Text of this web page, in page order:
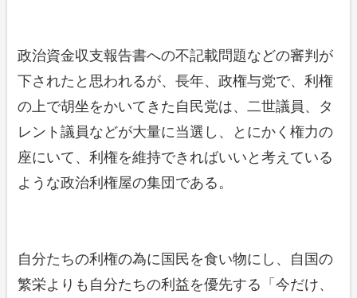
政治資金収支報告書への不記載問題などの審判が
下されたと思われるが、長年、政権与党で、利権
の上で胡坐をかいてきた自民党は、二世議員、タ
レント議員などが大量に当選し、とにかく権力の
座にいて、利権を維持できればいいと考えている
ような政治利権屋の集団である。
自分たちの利権の為に国民を食い物にし、自国の
繁栄よりも自分たちの利益を優先する「今だけ、